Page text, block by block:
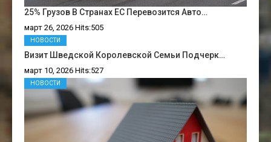
25% Грузов В Странах ЕС Перевозится Авто…
март 26, 2026 Hits:505
Визит Шведской Королевской Семьи Подчерк…
март 10, 2026 Hits:527
НОВОСТИ
НОВОСТИ